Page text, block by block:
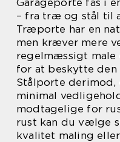
Garageporte fås i
– fra træ og stål til
Træporte har en
men kræver mere
regelmæssigt
for at beskytte
Stålporte
minimal
modtagelige for
rust kan du vælge
kvalitet maling